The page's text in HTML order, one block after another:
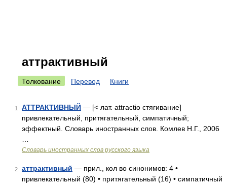
аттрактивный
Толкование Перевод Книги
1 АТТРАКТИВНЫЙ — [< лат. attractio стягивание]
привлекательный, притягательный, симпатичный;
эффектный. Словарь иностранных слов. Комлев Н.Г., 2006
Словарь иностранных слов русского языка
2 аттрактивный — прил., кол во синонимов: 4 •
привлекательный (80) • притягательный (16) • симпатичный